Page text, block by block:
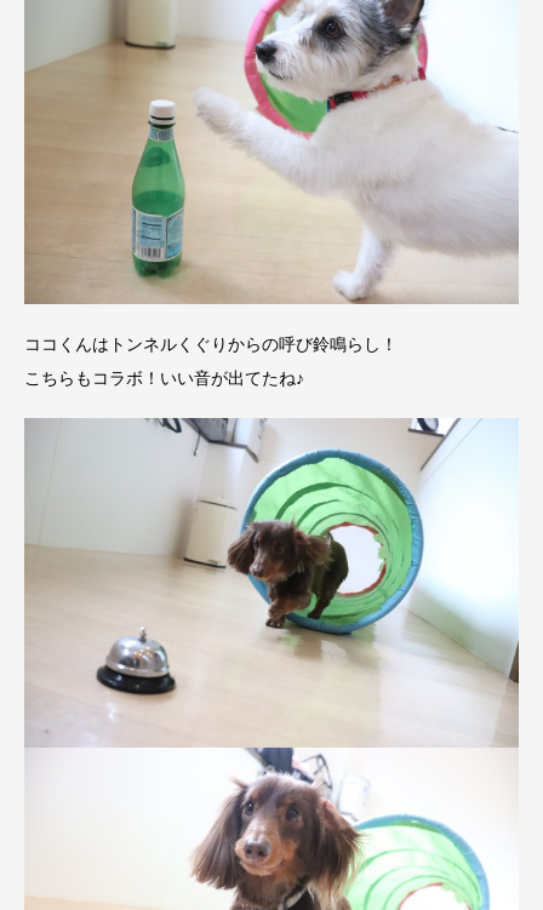
ココくんはトンネルくぐりからの呼び鈴鳴らし！
こちらもコラボ！いい音が出てたね♪